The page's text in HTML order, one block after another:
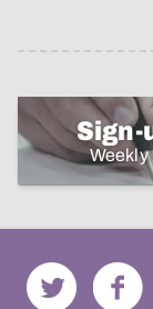
Sign-
Weekly